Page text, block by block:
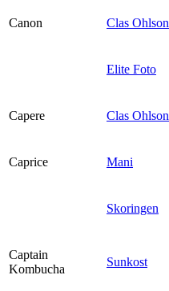
Canon Clas Ohlson
Elite Foto
Capere Clas Ohlson
Caprice Mani
Skoringen
Captain
Kombucha
Sunkost